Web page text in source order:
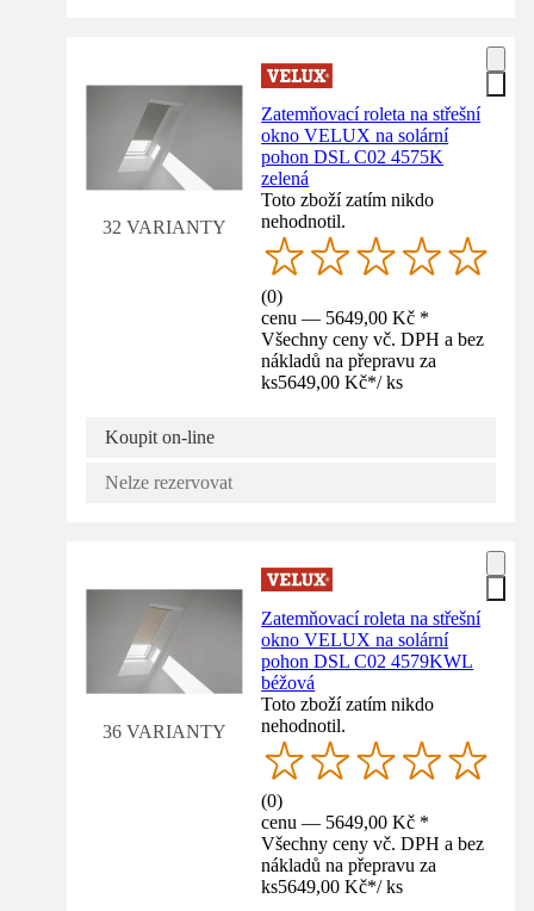
32 VARIANTY
Zatemňovací roleta na střešní
okno VELUX na solární
pohon DSL C02 4575K
zelená
Toto zboží zatím nikdo
nehodnotil.
(0)
cenu — 5649,00 Kč *
Všechny ceny vč. DPH a bez
nákladů na přepravu za
ks5649,00 Kč*/ ks
Koupit on-line
Nelze rezervovat
36 VARIANTY
Zatemňovací roleta na střešní
okno VELUX na solární
pohon DSL C02 4579KWL
béžová
Toto zboží zatím nikdo
nehodnotil.
(0)
cenu — 5649,00 Kč *
Všechny ceny vč. DPH a bez
nákladů na přepravu za
ks5649,00 Kč*/ ks